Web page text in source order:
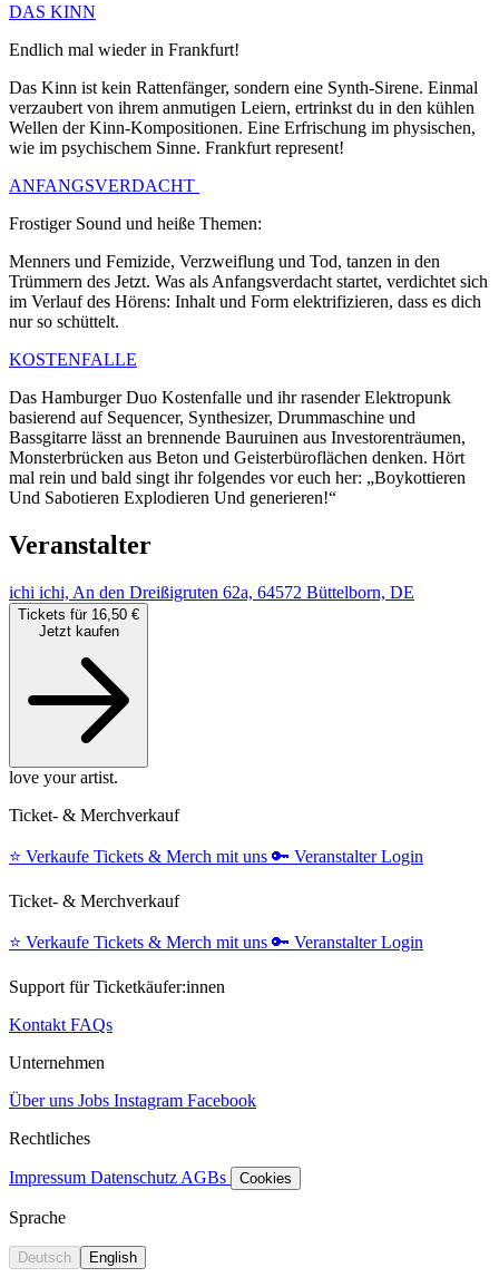
DAS KINN
Endlich mal wieder in Frankfurt!
Das Kinn ist kein Rattenfänger, sondern eine Synth-Sirene. Einmal
verzaubert von ihrem anmutigen Leiern, ertrinkst du in den kühlen
Wellen der Kinn-Kompositionen. Eine Erfrischung im physischen,
wie im psychischem Sinne. Frankfurt represent!
ANFANGSVERDACHT
Frostiger Sound und heiße Themen:
Menners und Femizide, Verzweiflung und Tod, tanzen in den
Trümmern des Jetzt. Was als Anfangsverdacht startet, verdichtet sich
im Verlauf des Hörens: Inhalt und Form elektrifizieren, dass es dich
nur so schüttelt.
KOSTENFALLE
Das Hamburger Duo Kostenfalle und ihr rasender Elektropunk
basierend auf Sequencer, Synthesizer, Drummaschine und
Bassgitarre lässt an brennende Bauruinen aus Investorenträumen,
Monsterbrücken aus Beton und Geisterbüroflächen denken. Hört
mal rein und bald singt ihr folgendes vor euch her: „Boykottieren
Und Sabotieren Explodieren Und generieren!“
Veranstalter
ichi ichi, An den Dreißigruten 62a, 64572 Büttelborn, DE
Tickets für 16,50 €
Jetzt kaufen
love your artist.
Ticket- & Merchverkauf
⭐️ Verkaufe Tickets & Merch mit uns 🔑 Veranstalter Login
Ticket- & Merchverkauf
⭐️ Verkaufe Tickets & Merch mit uns 🔑 Veranstalter Login
Support für Ticketkäufer:innen
Kontakt FAQs
Unternehmen
Über uns Jobs Instagram Facebook
Rechtliches
Impressum Datenschutz AGBs Cookies
Sprache
Deutsch English